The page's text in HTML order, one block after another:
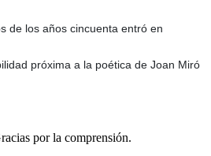
de los años cincuenta entró en
próxima a la poética de Joan Miró
por la comprensión.